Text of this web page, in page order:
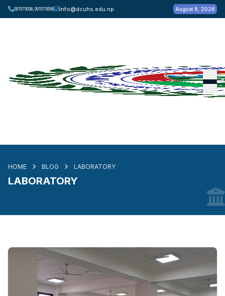
091575038, 091575058 info@dcuhs.edu.np August 8, 2026
HOME BLOG LABORATORY
LABORATORY